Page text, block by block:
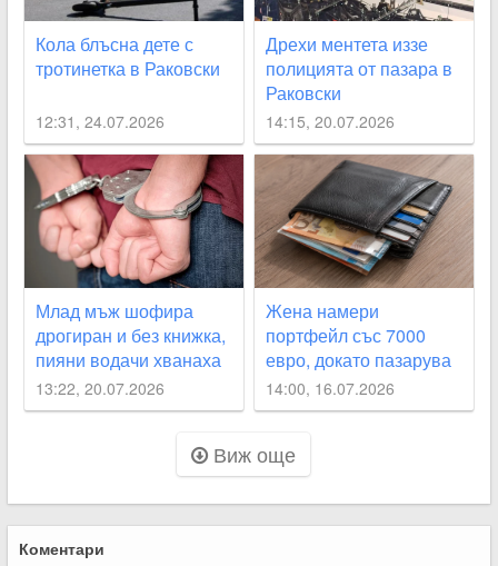
Кола блъсна дете с
тротинетка в Раковски
12:31, 24.07.2026
Дрехи ментета иззе
полицията от пазара в
Раковски
14:15, 20.07.2026
Млад мъж шофира
дрогиран и без книжка,
пияни водачи хванаха
край Асеновград и в
Белозем
13:22, 20.07.2026
Жена намери
портфейл със 7000
евро, докато пазарува
в Раковски
14:00, 16.07.2026
Виж още
Коментари